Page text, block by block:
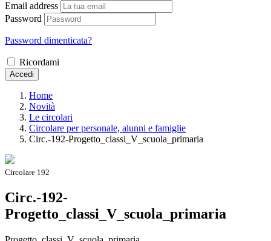
Email address
Password
Password dimenticata?
Ricordami
Accedi
Home
Novità
Le circolari
Circolare per personale, alunni e famiglie
Circ.-192-Progetto_classi_V_scuola_primaria
Circolare 192
Circ.-192-
Progetto_classi_V_scuola_primaria